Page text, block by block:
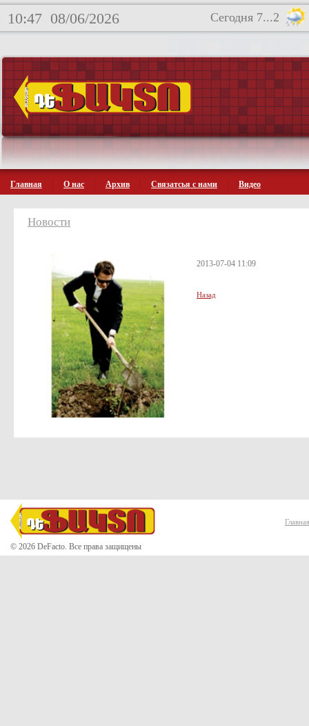
10:47 08/06/2026 Сегодня 7...2
Главная О нас Архив Связатсья с нами Видео
Новости
2013-07-04 11:09
Назад
© 2026 DeFacto. Все права защищены
Главная